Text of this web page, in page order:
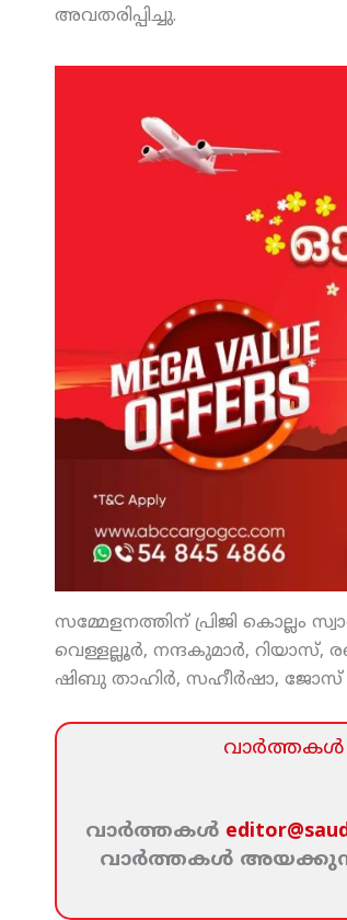
അവതരിപ്പിച്ചു.
സമ്മേളനത്തിന് പ്രിജി കൊല്ലം
വെള്ളല്ലൂര്‍, നന്ദകുമാര്‍, റിയാസ്,
ഷിബു താഹിര്‍, സഹീര്‍ഷാ, ജോസ്
വാര്‍ത്തകള്‍
വാര്‍ത്തകള്‍
വാര്‍ത്തകള്‍